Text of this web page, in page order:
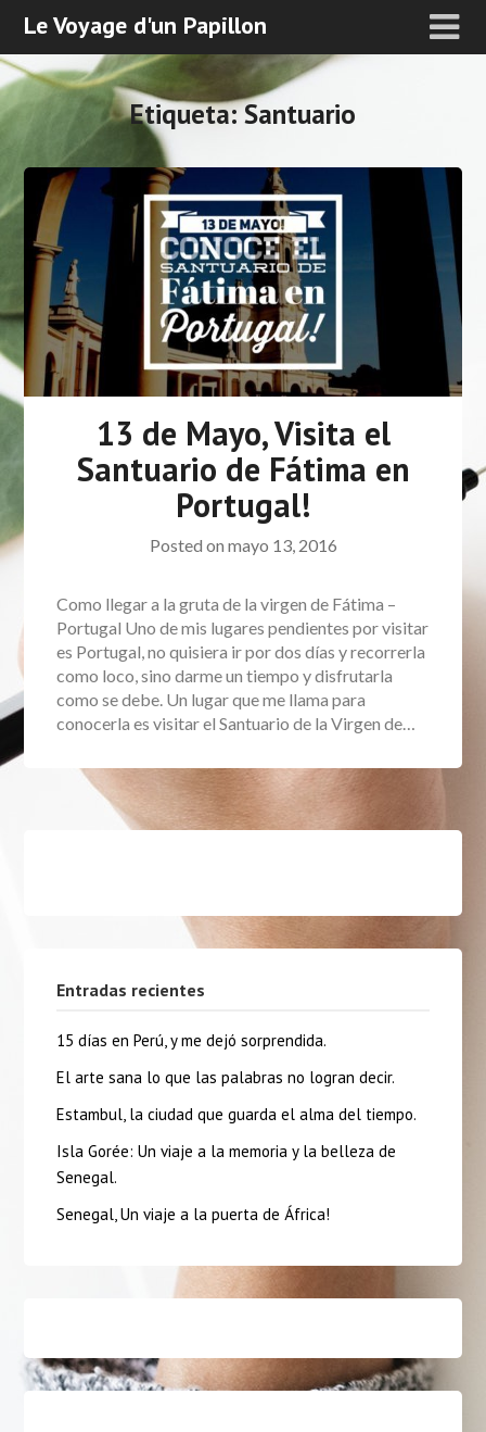
Le Voyage d'un Papillon
Etiqueta:Santuario
13 de Mayo, Visita el
Santuario de Fátima en
Portugal!
Posted on mayo 13, 2016
Como llegar a la gruta de la virgen de Fátima –
Portugal Uno de mis lugares pendientes por visitar
es Portugal, no quisiera ir por dos días y recorrerla
como loco, sino darme un tiempo y disfrutarla
como se debe. Un lugar que me llama para
conocerla es visitar el Santuario de la Virgen de…
Entradas recientes
15 días en Perú, y me dejó sorprendida.
El arte sana lo que las palabras no logran decir.
Estambul, la ciudad que guarda el alma del tiempo.
Isla Gorée: Un viaje a la memoria y la belleza de
Senegal.
Senegal, Un viaje a la puerta de África!